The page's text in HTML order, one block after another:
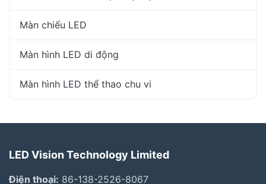
Màn chiếu LED
Màn hình LED di động
Màn hình LED thể thao chu vi
LED Vision Technology Limited
Điện thoại: 86-138-2526-8067